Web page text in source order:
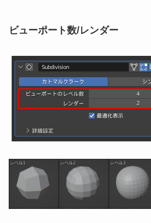
ビューポート数/レンダー